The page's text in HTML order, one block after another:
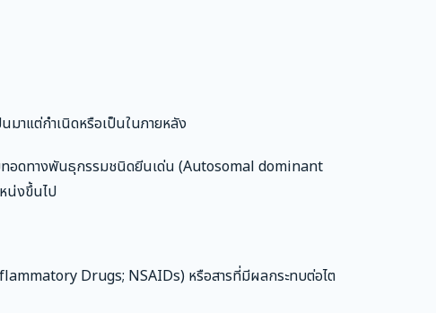
มาแต่กำเนิดหรือเป็นในภายหลัง
ทอดทางพันธุกรรมชนิดยีนเด่น (Autosomal dominant
น่งขึ้นไป
Drugs; NSAIDs) หรือสารที่มีผลกระทบต่อไต